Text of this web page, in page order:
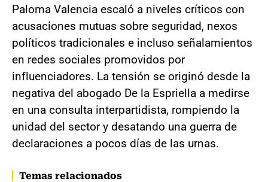
Paloma Valencia escaló a niveles críticos con
acusaciones mutuas sobre seguridad, nexos
políticos tradicionales e incluso señalamientos
en redes sociales promovidos por
influenciadores. La tensión se originó desde la
negativa del abogado De la Espriella a medirse
en una consulta interpartidista, rompiendo la
unidad del sector y desatando una guerra de
declaraciones a pocos días de las urnas.
Temas relacionados